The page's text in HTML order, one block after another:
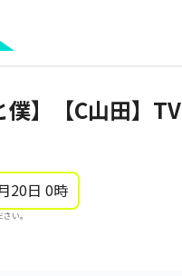
僕】【C山田】
20日 0時
い。